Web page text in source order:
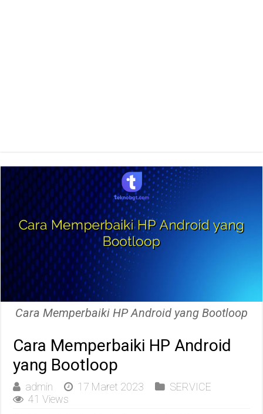
Cara Memperbaiki HP Android yang Bootloop
Cara Memperbaiki HP Android
yang Bootloop
admin 17 Maret 2023
SERVICE
41 Views